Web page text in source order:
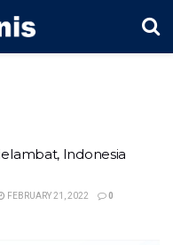
Indonesia
FEBRUARY 21, 2022 0